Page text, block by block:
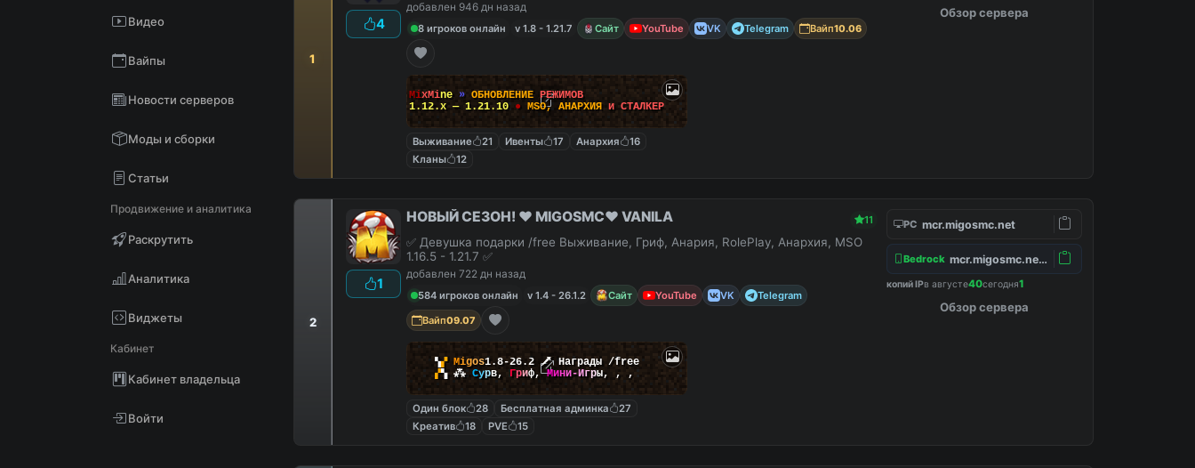
Видео
Вайпы
Новости серверов
Моды и сборки
Статьи
Продвижение и аналитика
Раскрутить
Аналитика
Виджеты
Кабинет
Кабинет владельца
Войти
1
4
добавлен 946 дн назад
8 игроков онлайн
v 1.8 - 1.21.7 Сайт YouTube VK Telegram Вайп10.06
MixMine » ОБНОВЛЕНИЕ РЕЖИМОВ
1.12.x — 1.21.10 ● MSO, АНАРХИЯ и СТАЛКЕР
Выживание 21 Ивенты 17 Анархия
16
Кланы
12
Обзор сервера
2
1
НОВЫЙ СЕЗОН! ❤️ MIGOSMC❤️ VANILA 11
✅ Девушка подарки /free Выживание, Гриф, Анария, RolePlay, Анархия, MSO
1.16.5 - 1.21.7 ✅
добавлен 722 дн назад
584 игроков онлайн
v 1.4 - 26.1.2 Сайт YouTube VK
Telegram
Вайп09.07
▚▞ Migos1.8-26.2 🗡 Награды /free
▞▚ ⁂ Сурв, Гриф,Мини-Игры, , ,
Один блок 28 Бесплатная админка
27
Креатив
18 PVE 15
PC mcr.migosmc.net
Bedrock mcr.migosmc.net:19132
копий IPв августе40сегодня1
Обзор сервера